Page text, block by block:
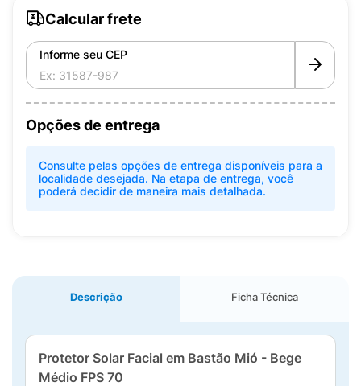
Calcular frete
Informe seu CEP
Opções de entrega
Consulte pelas opções de entrega disponíveis para a
localidade desejada. Na etapa de entrega, você
poderá decidir de maneira mais detalhada.
Descrição Ficha Técnica
Protetor Solar Facial em Bastão Mió - Bege
Médio FPS 70